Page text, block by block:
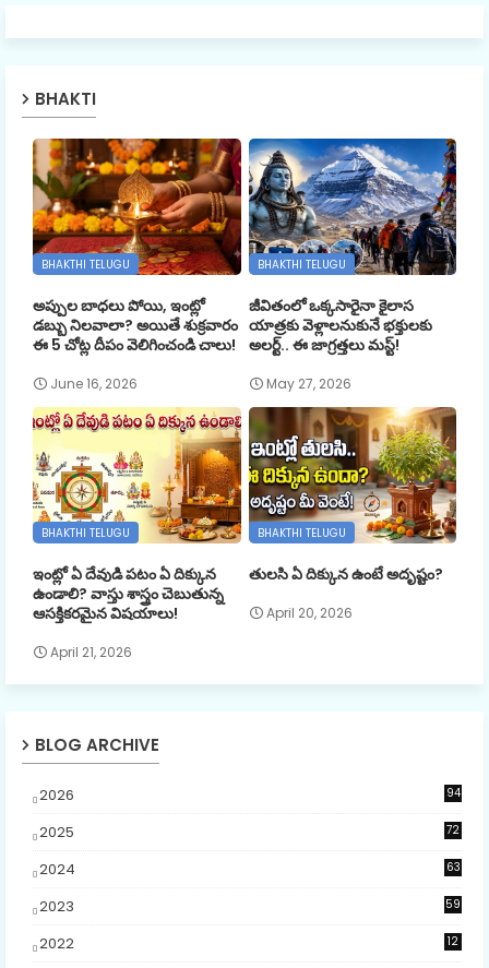
BHAKTI
BHAKTHI TELUGU
అప్పుల బాధలు పోయి, ఇంట్లో
డబ్బు నిలవాలా? అయితే శుక్రవారం
ఈ 5 చోట్ల దీపం వెలిగించండి చాలు!
June 16, 2026
BHAKTHI TELUGU
జీవితంలో ఒక్కసారైనా కైలాస
యాత్రకు వెళ్లాలనుకునే భక్తులకు
అలర్ట్.. ఈ జాగ్రత్తలు మస్ట్!
May 27, 2026
BHAKTHI TELUGU
ఇంట్లో ఏ దేవుడి పటం ఏ దిక్కున
ఉండాలి? వాస్తు శాస్త్రం చెబుతున్న
ఆసక్తికరమైన విషయాలు!
April 21, 2026
BHAKTHI TELUGU
తులసి ఏ దిక్కున ఉంటే అదృష్టం?
April 20, 2026
BLOG ARCHIVE
2026
94
2025
72
2024 63
2023
59
2022 12